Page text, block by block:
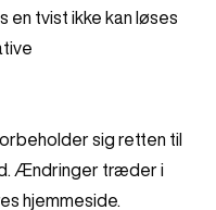
en tvist ikke kan løses
sig retten til
Ændringer træder i
hjemmeside.